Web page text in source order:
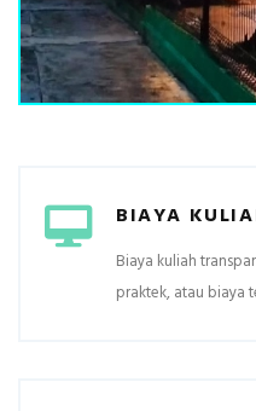
BIAYA
Biaya kuliah
praktek, atau biaya